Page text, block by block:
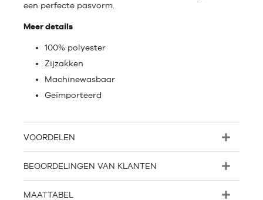
een perfecte pasvorm.
Meer details
100% polyester
Zijzakken
Machinewasbaar
Geïmporteerd
VOORDELEN
BEOORDELINGEN VAN KLANTEN
MAATTABEL